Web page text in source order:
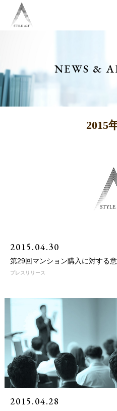
NEWS &
2015
2015.04.30
第29回マンション購入に対する
プレスリリース
2015.04.28